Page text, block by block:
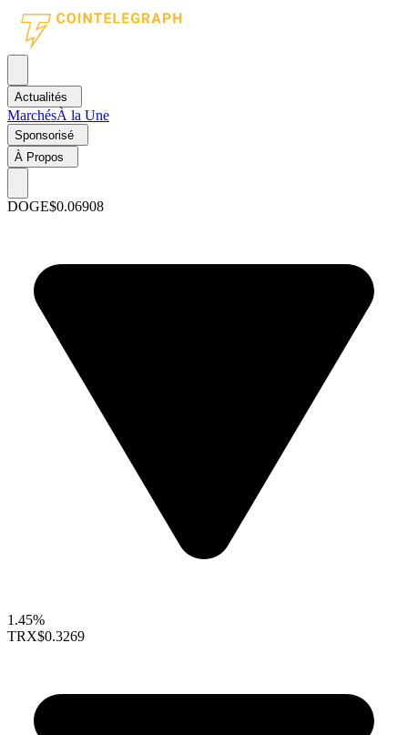
Actualités
MarchésÀ la Une
Sponsorisé
À Propos
DOGE$0.06908
1.45%
TRX$0.3269